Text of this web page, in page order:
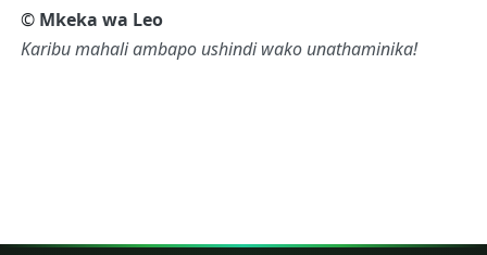
© Mkeka wa Leo
Karibu mahali ambapo ushindi wako unathaminika!